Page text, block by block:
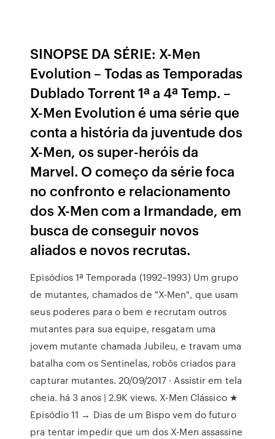
SINOPSE DA SÉRIE: X-Men
Evolution – Todas as Temporadas
Dublado Torrent 1ª a 4ª Temp. –
X-Men Evolution é uma série que
conta a história da juventude dos
X-Men, os super-heróis da
Marvel. O começo da série foca
no confronto e relacionamento
dos X-Men com a Irmandade, em
busca de conseguir novos
aliados e novos recrutas.
Episódios 1ª Temporada (1992–1993) Um grupo
de mutantes, chamados de "X-Men", que usam
seus poderes para o bem e recrutam outros
mutantes para sua equipe, resgatam uma
jovem mutante chamada Jubileu, e travam uma
batalha com os Sentinelas, robôs criados para
capturar mutantes. 20/09/2017 · Assistir em tela
cheia. há 3 anos | 2.9K views. X-Men Clássico ★
Episódio 11 → Dias de um Bispo vem do futuro
pra tentar impedir que um dos X-Men assassine